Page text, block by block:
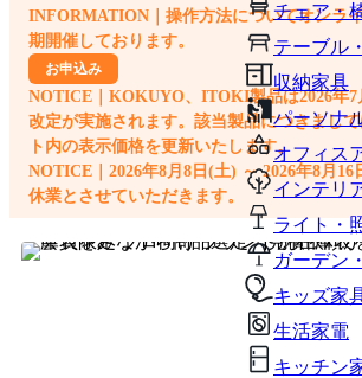
チェア・
テーブル
収納家具
パーソナ
オフィス
インテリ
ライト・
ガーデン
キッズ家
生活家電
キッチン
他のサイトで見つけた商品ページのURLを貼り付けて、カートに追加
INFORMATION｜操作方法についてオンラ
期開催しております。
お申込み
NOTICE｜KOKUYO、ITOKI製品は2026年7
改定が実施されます。該当製品につきまし
ト内の表示価格を更新いたします。
NOTICE｜2026年8月8日(土) ～ 2026年8月16
休業とさせていただきます。